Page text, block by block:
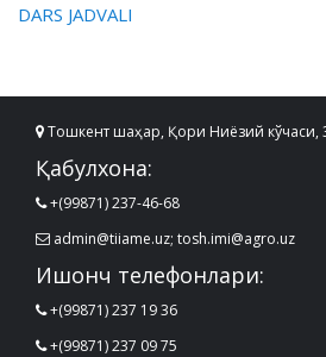
DARS JADVALI
Тошкент шаҳар, Қори Ниёзий кўчаси,
Қабулхона:
+(99871) 237-46-68
admin@tiiame.uz; tosh.imi@agro.uz
Ишонч телефонлари:
+(99871) 237 19 36
+(99871) 237 09 75